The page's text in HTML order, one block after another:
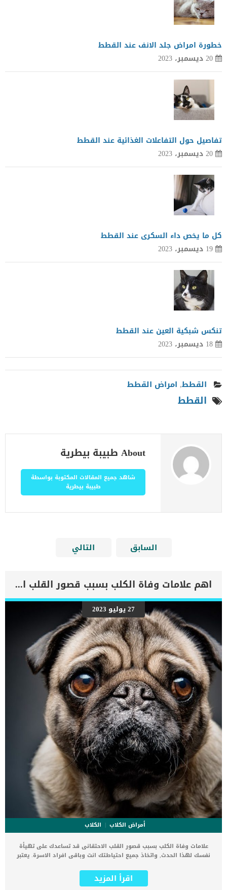
خطورة امراض جلد الانف عند القطط
20 ديسمبر، 2023
تفاصيل حول التفاعلات الغذائية عند القطط
20 ديسمبر، 2023
كل ما يخص داء السكرى عند القطط
19 ديسمبر، 2023
تنكس شبكية العين عند القطط
18 ديسمبر، 2023
القطط, امراض القطط
القطط
About طبيبة بيطرية
شاهد جميع المقالات المكتوبة بواسطة
طبيبة بيطرية
السابق التالي
اهم علامات وفاة الكلب بسبب قصور القلب الاحتقانى
27 يوليو 2023
أمراض الكلاب
الكلاب
علامات وفاة الكلب بسبب قصور القلب الاحتقانى قد تساعدك على تهيأة
نفسك لهذا الحدث, واتخاذ جميع احتياطتك انت وباقى افراد الاسرة. يعتبر
يتعرض لها جميع الكائنات الحية بما فى ذلك الكلاب والقطط. كما ان القلب
يعتبر عضوا رئيسيا فى جسم الكلاب, واى قصور به يعتبر قصور فى باقى
اقرأ المزيد